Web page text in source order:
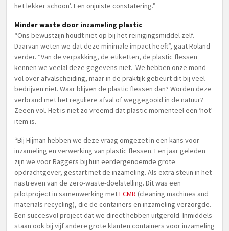
het lekker schoon’. Een onjuiste constatering.”
Minder waste door inzameling plastic
“Ons bewustzijn houdt niet op bij het reinigingsmiddel zelf.
Daarvan weten we dat deze minimale impact heeft”, gaat Roland
verder. “Van de verpakking, de etiketten, de plastic flessen
kennen we veelal deze gegevens niet. We hebben onze mond
vol over afvalscheiding, maar in de praktijk gebeurt dit bij veel
bedrijven niet. Waar blijven de plastic flessen dan? Worden deze
verbrand met het reguliere afval of weggegooid in de natuur?
Zeeën vol. Het is niet zo vreemd dat plastic momenteel een ‘hot’
item is.
“Bij Hijman hebben we deze vraag omgezet in een kans voor
inzameling en verwerking van plastic flessen. Een jaar geleden
zijn we voor Raggers bij hun eerdergenoemde grote
opdrachtgever, gestart met de inzameling. Als extra steun in het
nastreven van de zero-waste-doelstelling. Dit was een
pilotproject in samenwerking metECMR (cleaning machines and
materials recycling), die de containers en inzameling verzorgde.
Een succesvol project dat we direct hebben uitgerold. Inmiddels
staan ook bij vijf andere grote klanten containers voor inzameling